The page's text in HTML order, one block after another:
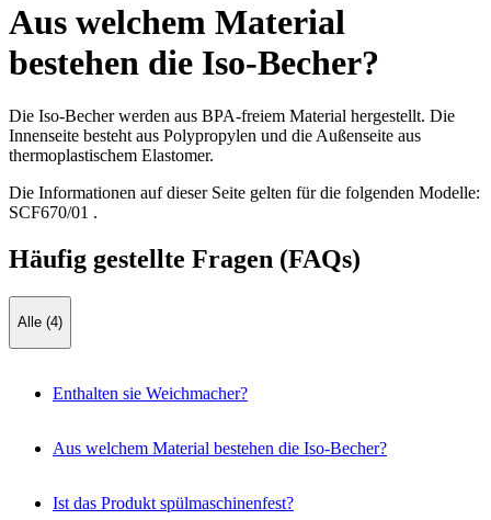
Aus welchem Material
bestehen die Iso-Becher?
Die Iso-Becher werden aus BPA-freiem Material hergestellt. Die
Innenseite besteht aus Polypropylen und die Außenseite aus
thermoplastischem Elastomer.
Die Informationen auf dieser Seite gelten für die folgenden Modelle:
SCF670/01 .
Häufig gestellte Fragen (FAQs)
Alle (4)
Enthalten sie Weichmacher?
Aus welchem Material bestehen die Iso-Becher?
Ist das Produkt spülmaschinenfest?